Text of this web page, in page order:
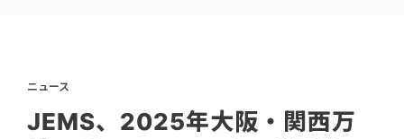
ニュース
JEMS、2025年大阪・関西万